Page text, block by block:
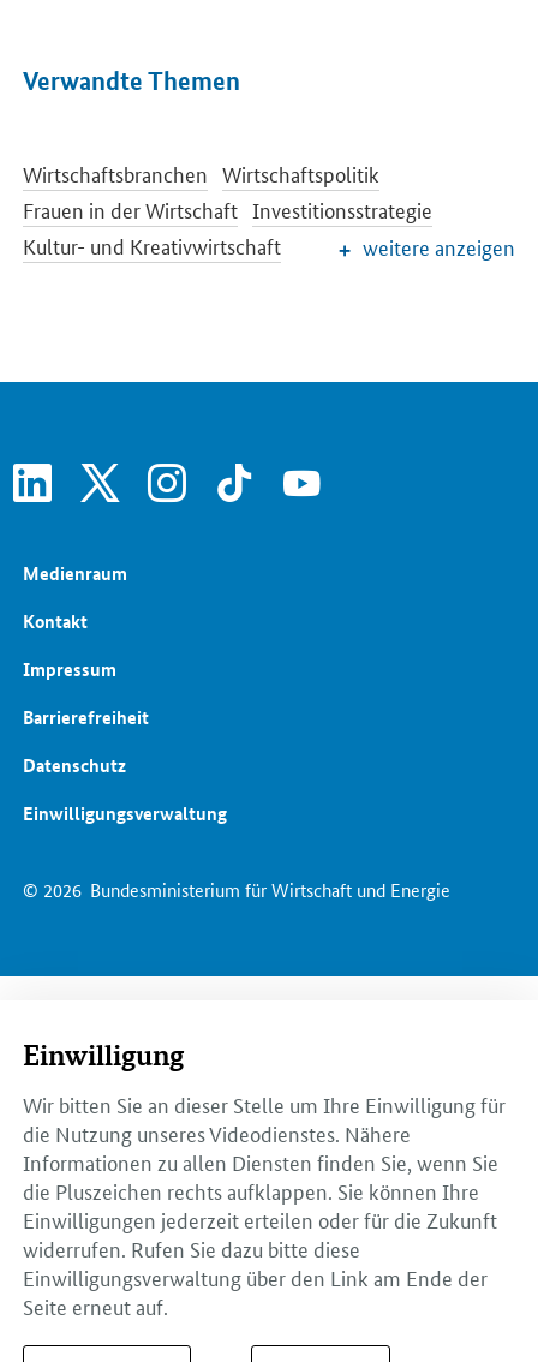
Verwandte Themen
Wirtschaftsbranchen Wirtschaftspolitik
Frauen in der Wirtschaft Investitionsstrategie
Kultur- und Kreativwirtschaft
Wettbewerbspolitik
weitere anzeigen
linkedin instagram tiktok youtube
© 2026 Bundesministerium für Wirtschaft und Energie
Medienraum
Kontakt
Impressum
Barrierefreiheit
Datenschutz
Einwilligungsverwaltung
Einwilligung
Wir bitten Sie an dieser Stelle um Ihre Einwilligung für
die Nutzung unseres Videodienstes. Nähere
Informationen zu allen Diensten finden Sie, wenn Sie
die Pluszeichen rechts aufklappen. Sie können Ihre
Einwilligungen jederzeit erteilen oder für die Zukunft
widerrufen. Rufen Sie dazu bitte diese
Einwilligungsverwaltung über den Link am Ende der
Seite erneut auf.